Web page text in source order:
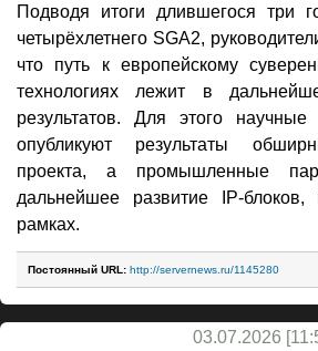
Подводя итоги длившегося три
четырёхлетнего SGA2,
что путь к европейскому
технологиях лежит в
результатов. Для этого научные
опубликуют результаты
проекта, а промышленные
дальнейшее развитие IP-
рамках.
Постоянный URL: http://servernews.ru/1145280
03.07.2026